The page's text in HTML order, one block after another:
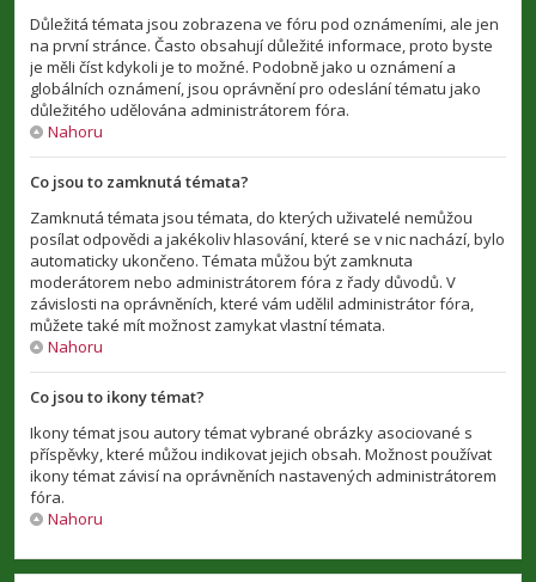
Důležitá témata jsou zobrazena ve fóru pod oznámeními, ale jen
na první stránce. Často obsahují důležité informace, proto byste
je měli číst kdykoli je to možné. Podobně jako u oznámení a
globálních oznámení, jsou oprávnění pro odeslání tématu jako
důležitého udělována administrátorem fóra.
Nahoru
Co jsou to zamknutá témata?
Zamknutá témata jsou témata, do kterých uživatelé nemůžou
posílat odpovědi a jakékoliv hlasování, které se v nic nachází, bylo
automaticky ukončeno. Témata můžou být zamknuta
moderátorem nebo administrátorem fóra z řady důvodů. V
závislosti na oprávněních, které vám udělil administrátor fóra,
můžete také mít možnost zamykat vlastní témata.
Nahoru
Co jsou to ikony témat?
Ikony témat jsou autory témat vybrané obrázky asociované s
příspěvky, které můžou indikovat jejich obsah. Možnost používat
ikony témat závisí na oprávněních nastavených administrátorem
fóra.
Nahoru